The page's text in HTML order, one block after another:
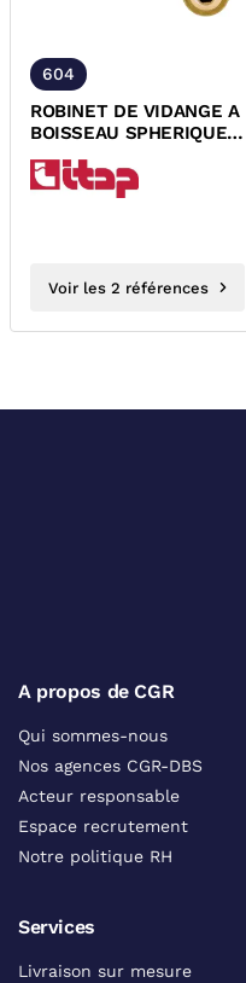
604
ROBINET DE VIDANGE A
BOISSEAU SPHERIQUE
LAITON A DOUILLE ET
BOUCHON
Voir les 2 références
A propos de CGR
Qui sommes-nous
Nos agences CGR-DBS
Acteur responsable
Espace recrutement
Notre politique RH
Services
Livraison sur mesure